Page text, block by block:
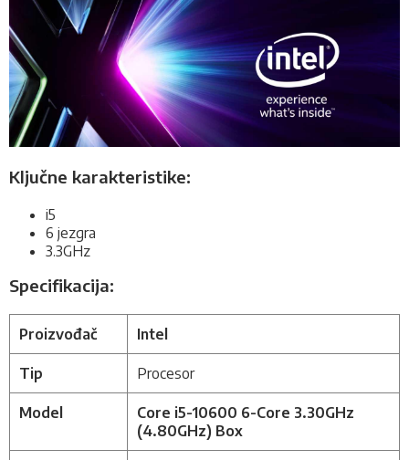
Ključne karakteristike:
i5
6 jezgra
3.3GHz
Specifikacija:
Proizvođač Intel
Tip Procesor
Model
Core i5-10600 6-Core 3.30GHz
(4.80GHz) Box